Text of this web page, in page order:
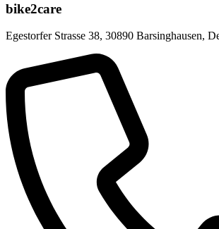
bike2care
Egestorfer Strasse 38, 30890 Barsinghausen,